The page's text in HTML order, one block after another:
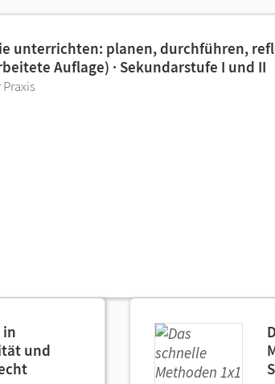
unterrichten: planen, durchführen,
Auflage) · Sekundarstufe I und II
in
und